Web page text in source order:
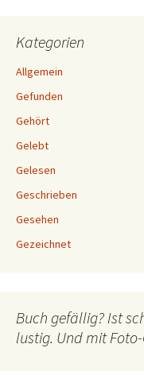
Kategorien
Allgemein
Gefunden
Gehört
Gelebt
Gelesen
Geschrieben
Gesehen
Gezeichnet
Buch gefällig? Ist
lustig. Und mit